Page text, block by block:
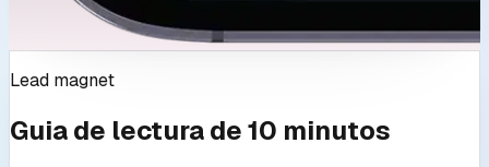
Lead magnet
Guia de lectura de 10 minutos